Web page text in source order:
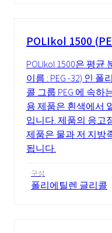
POLIkol 1500
POLIkol 1500은 평균
이름 : PEG -32) 인
콜 그룹 PEG 에 속하
용 제품은 흰색에서
입니다. 제품의 응고
제품은 물과 저 지방
됩니다.
구성
폴리에틸렌 글리콜